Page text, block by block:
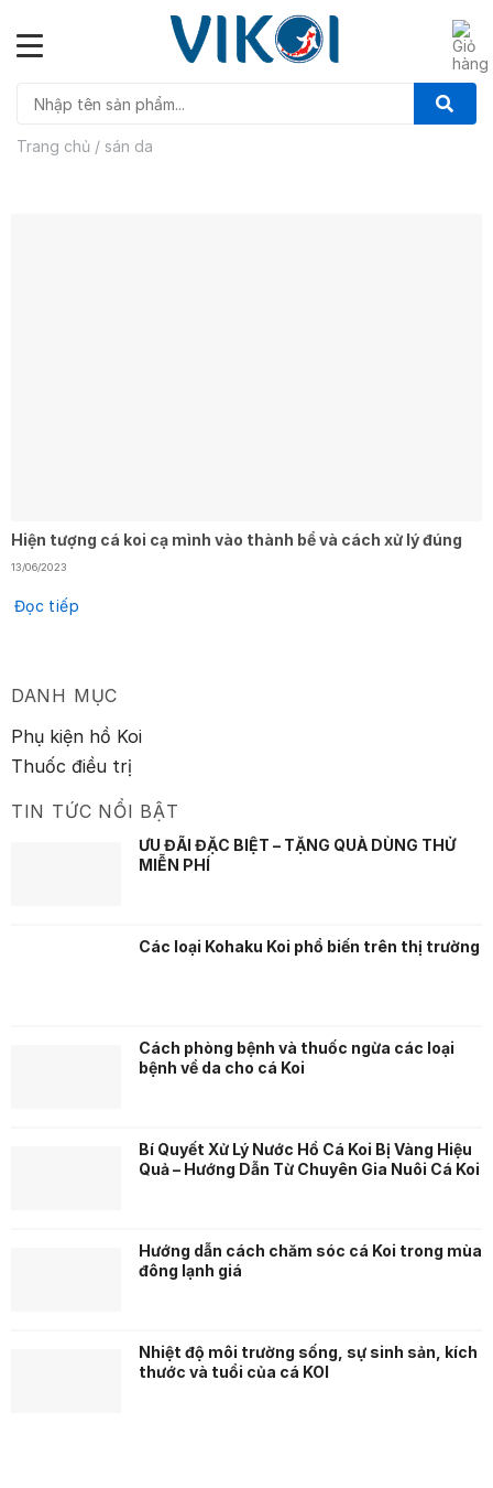
content
Trang chủ / sán da
Hiện tượng cá koi cạ mình vào thành bể và cách xử lý đúng
13/06/2023
Đọc tiếp
DANH MỤC
Phụ kiện hồ Koi
Thuốc điều trị
TIN TỨC NỔI BẬT
ƯU ĐÃI ĐẶC BIỆT – TẶNG QUÀ DÙNG THỬ
MIỄN PHÍ
Các loại Kohaku Koi phổ biến trên thị trường
Cách phòng bệnh và thuốc ngừa các loại
bệnh về da cho cá Koi
Bí Quyết Xử Lý Nước Hồ Cá Koi Bị Vàng Hiệu
Quả – Hướng Dẫn Từ Chuyên Gia Nuôi Cá Koi
Hướng dẫn cách chăm sóc cá Koi trong mùa
đông lạnh giá
Nhiệt độ môi trường sống, sự sinh sản, kích
thước và tuổi của cá KOI